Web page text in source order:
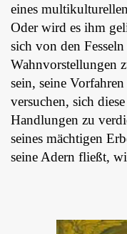
eines
Oder wird es ihm
sich von den
Wahnvorstellungen
sein, seine
versuchen, sich
Handlungen zu
seines mächtigen
seine Adern fließt,